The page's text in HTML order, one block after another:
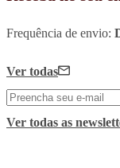
Frequência de envio:
Ver todas
Ver todas as